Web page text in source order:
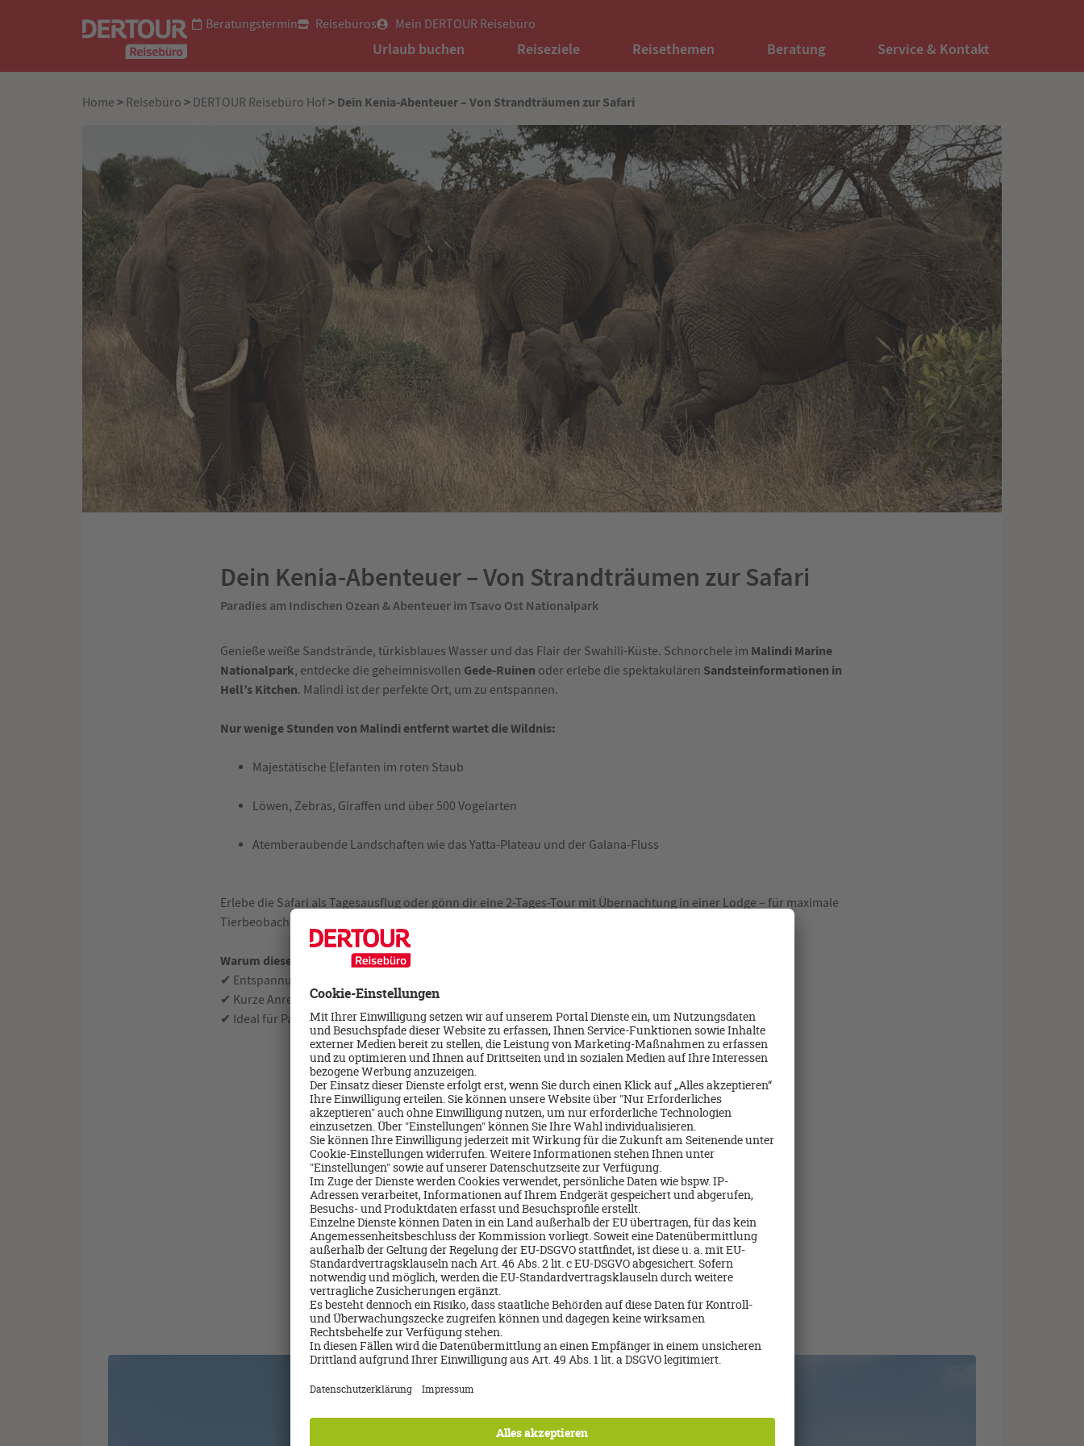
Beratungstermin Reisebüros Mein DERTOUR Reisebüro
Urlaub buchen Reiseziele Reisethemen Beratung Service & Kontakt
Home > Reisebüro > DERTOUR Reisebüro Hof > Dein Kenia-Abenteuer – Von Strandträumen zur Safari
Dein Kenia-Abenteuer – Von Strandträumen zur Safari
Paradies am Indischen Ozean & Abenteuer im Tsavo Ost Nationalpark
Genieße weiße Sandstrände, türkisblaues Wasser und das Flair der Swahili-Küste. Schnorchele im Malindi Marine
Nationalpark, entdecke die geheimnisvollen Gede-Ruinen oder erlebe die spektakulären Sandsteinformationen in
Hell’s Kitchen. Malindi ist der perfekte Ort, um zu entspannen.
Nur wenige Stunden von Malindi entfernt wartet die Wildnis:
Majestätische Elefanten im roten Staub
Löwen, Zebras, Giraffen und über 500 Vogelarten
Atemberaubende Landschaften wie das Yatta-Plateau und der Galana-Fluss
Erlebe die Safari als Tagesausflug oder gönn dir eine 2-Tages-Tour mit Übernachtung in einer Lodge – für maximale
Tierbeobachtung und echtes Afrika-Feeling.
Warum diese Kombination?
✔ Entspannung am Strand + Abenteuer in der Wildnis
✔ Kurze Anreise – kein Stress, nur Erlebnis
✔ Ideal für Paare, Familien und Individualreisende
Über mich
Olivia Kryszak
09292-9550
Email schreiben
Jetzt Beratungstermin buchen